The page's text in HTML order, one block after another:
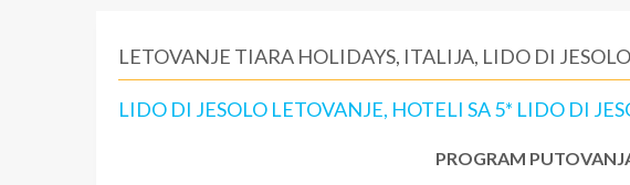
LETOVANJE TIARA HOLIDAYS, ITALIJA, LIDO DI JESOLO
LIDO DI JESOLO LETOVANJE, HOTELI SA 5* LIDO DI
PROGRAM